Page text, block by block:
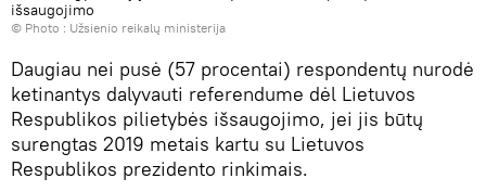
išsaugojimo
© Photo : Užsienio reikalų ministerija
Daugiau nei pusė (57 procentai) respondentų nurodė
ketinantys dalyvauti referendume dėl Lietuvos
Respublikos pilietybės išsaugojimo, jei jis būtų
surengtas 2019 metais kartu su Lietuvos
Respublikos prezidento rinkimais.